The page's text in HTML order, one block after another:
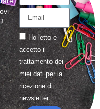
Ho letto e
accetto il
trattamentodei
miei dati per la
ricezione di
newsletter